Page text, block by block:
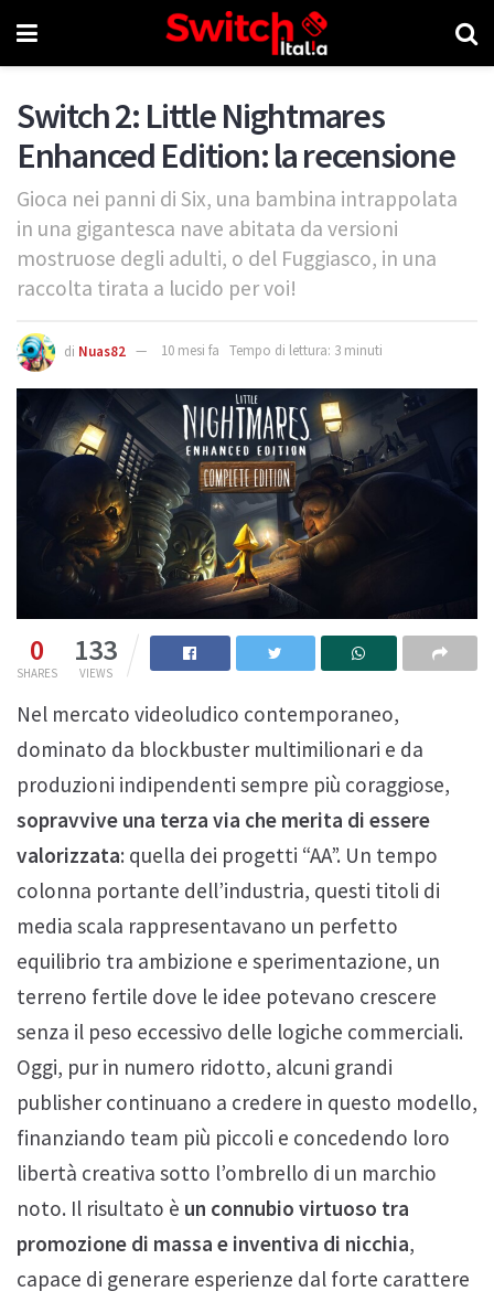
Switch 2: Little Nightmares
Enhanced Edition: la recensione
Gioca nei panni di Six, una bambina intrappolata
in una gigantesca nave abitata da versioni
mostruose degli adulti, o del Fuggiasco, in una
raccolta tirata a lucido per voi!
di Nuas82 10 mesi fa Tempo di lettura: 3 minuti
0
SHARES
133
VIEWS
Nel mercato videoludico contemporaneo,
dominato da blockbuster multimilionari e da
produzioni indipendenti sempre più coraggiose,
sopravvive una terza via che merita di essere
valorizzata: quella dei progetti “AA”. Un tempo
colonna portante dell’industria, questi titoli di
media scala rappresentavano un perfetto
equilibrio tra ambizione e sperimentazione, un
terreno fertile dove le idee potevano crescere
senza il peso eccessivo delle logiche commerciali.
Oggi, pur in numero ridotto, alcuni grandi
publisher continuano a credere in questo modello,
finanziando team più piccoli e concedendo loro
libertà creativa sotto l’ombrello di un marchio
noto. Il risultato è un connubio virtuoso tra
promozione di massa e inventiva di nicchia,
capace di generare esperienze dal forte carattere